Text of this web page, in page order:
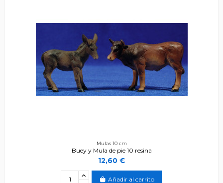
Mulas 10 cm
Buey y Mula de pie 10 resina
12,60 €
Añadir al carrito